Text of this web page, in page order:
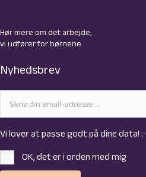
Hør mere om det arbejde,
vi udfører for børnene
Nyhedsbrev
Vi lover at passe godt på dine data!
OK, det er i orden med mig